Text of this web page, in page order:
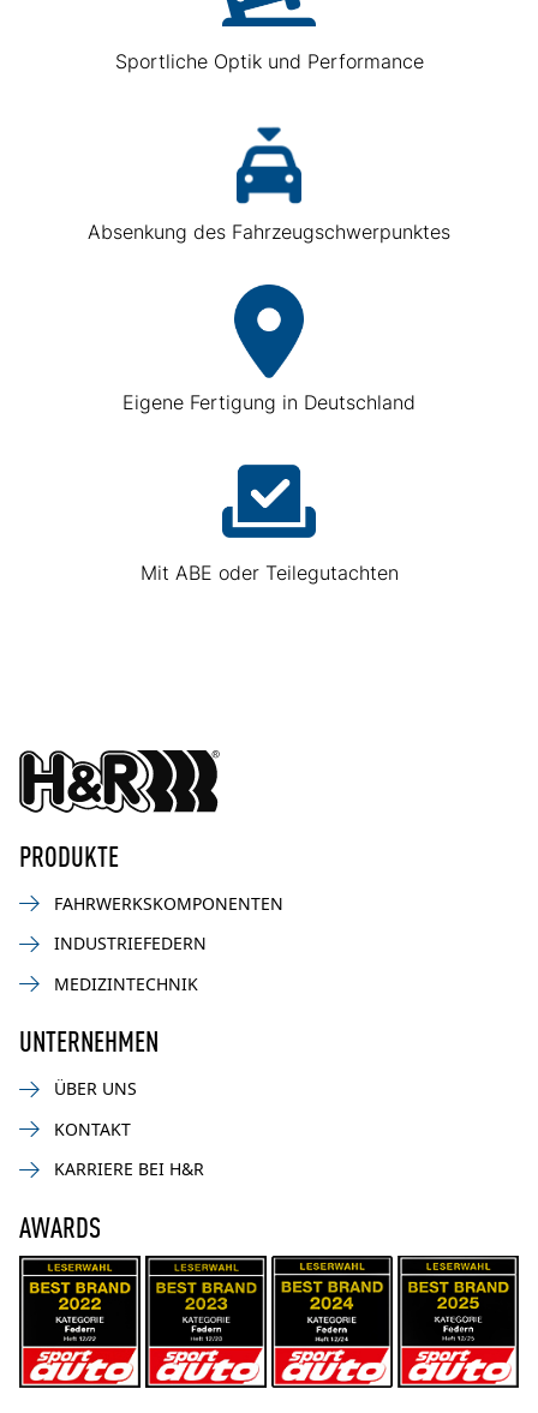
Sportliche Optik und Performance
Absenkung des Fahrzeugschwerpunktes
Eigene Fertigung in Deutschland
Mit ABE oder Teilegutachten
PRODUKTE
FAHRWERKSKOMPONENTEN
INDUSTRIEFEDERN
MEDIZINTECHNIK
UNTERNEHMEN
ÜBER UNS
KONTAKT
KARRIERE BEI H&R
AWARDS